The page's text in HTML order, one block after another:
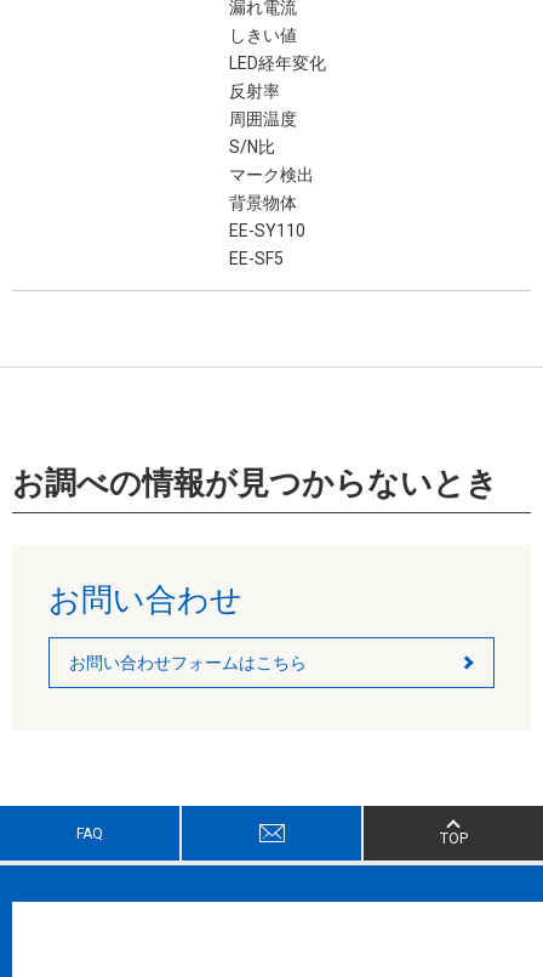
漏れ電流
しきい値
LED経年変化
反射率
周囲温度
S/N比
マーク検出
背景物体
EE-SY110
EE-SF5
お調べの情報が見つからないとき
お問い合わせ
お問い合わせフォームはこちら
FAQ TOP